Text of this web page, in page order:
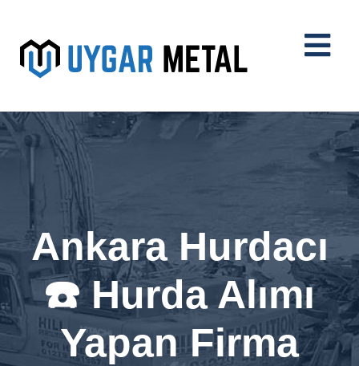
Ankara Hurdacı
☎️ Hurda Alımı
Yapan Firma